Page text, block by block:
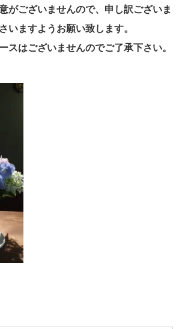
がございませんので、申し訳ございま
いますようお願い致します。
スはございませんのでご了承下さい。